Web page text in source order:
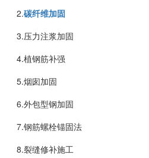
2.碳纤维加固
3.压力注浆加固
4.植钢筋补强
5.烟囱加固
6.外包型钢加固
7.钢筋螺栓锚固法
8.裂缝修补施工